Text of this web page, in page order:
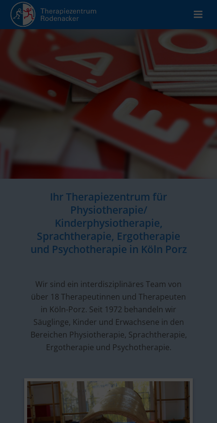
Ihr Therapiezentrum für
Physiotherapie/
Kinderphysiotherapie,
Sprachtherapie, Ergotherapie
und Psychotherapie in Köln Porz
Wir sind ein interdisziplinäres Team von
über 18 Therapeutinnen und Therapeuten
in Köln-Porz. Seit 1972 behandeln wir
Säuglinge, Kinder und Erwachsene in den
Bereichen Physiotherapie, Sprachtherapie,
Ergotherapie und Psychotherapie.